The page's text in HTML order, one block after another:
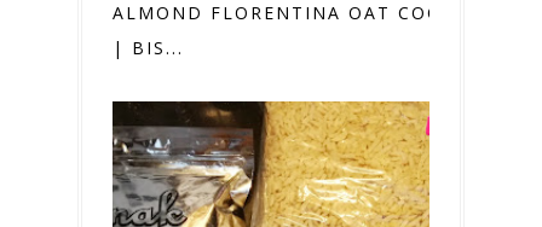
ALMOND FLORENTINA OAT COOKIES
| BIS...